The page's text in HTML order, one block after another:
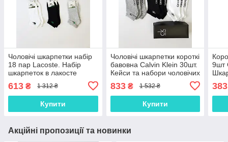
Чоловічі шкарпетки набір
18 пар Lacoste. Набір
шкарпеток в лакосте
коробку. Низькі шкарпетки
літні короткі 41-45р
613 ₴ 1 312 ₴
Купити
Чоловічі шкарпетки короткі
бавовна Calvin Klein 30шт.
Кейси та набори чоловічих
шкарпеток Кельвін Кляйн.
Низькі шкарпетки
833₴ 1 532 ₴
Купити
9шт
літні
383
Акційні пропозиції та новинки